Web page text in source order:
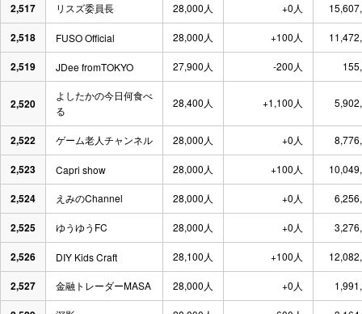
2,517 リスズ委員長 28,000人 +0人
2,518 FUSO Official 28,000人 +100人
2,519 JDee fromTOKYO 27,900人 -200人
2,520
よしたかの今日何食べ
る
28,400人 +1,100人
2,522 ゲーム老人チャンネル 28,000人 +0人
2,523 Capri show 28,000人 +100人
2,524 えみのChannel 28,000人 +0人
2,525 ゆうゆうFC 28,000人 +0人
2,526 DIY Kids Craft 28,100人 +100人
2,527 金融トレーダーMASA 28,000人 +0人